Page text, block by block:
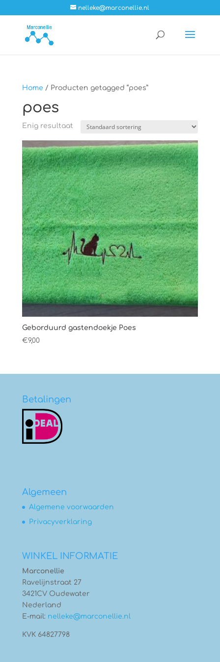
nelleke@marconellie.nl
Home / Producten getagged “poes”
poes
Enig resultaat
Geborduurd gastendoekje Poes
€9,00
Betalingen
Algemeen
Algemene voorwaarden
Privacyverklaring
WINKEL INFORMATIE
Marconellie
Ravelijnstraat 27
3421CV Oudewater
Nederland
E-mail: nelleke@marconellie.nl
KVK 64827798